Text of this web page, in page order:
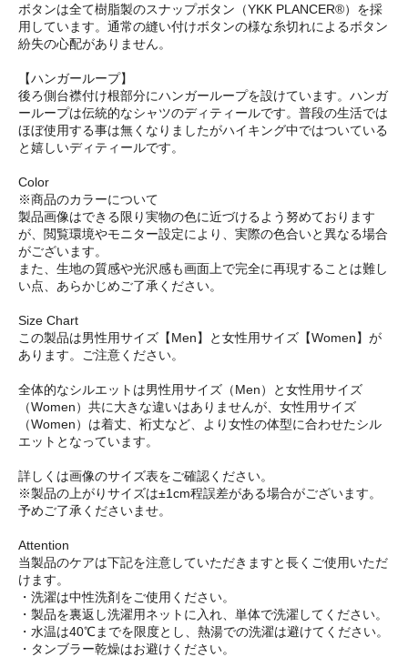
ボタンは全て樹脂製のスナップボタン（YKK PLANCER®）を採
用しています。通常の縫い付けボタンの様な糸切れによるボタン
紛失の心配がありません。
【ハンガーループ】
後ろ側台襟付け根部分にハンガーループを設けています。ハンガ
ーループは伝統的なシャツのディティールです。普段の生活では
ほぼ使用する事は無くなりましたがハイキング中ではついている
と嬉しいディティールです。
Color
※商品のカラーについて
製品画像はできる限り実物の色に近づけるよう努めております
が、閲覧環境やモニター設定により、実際の色合いと異なる場合
がございます。
また、生地の質感や光沢感も画面上で完全に再現することは難し
い点、あらかじめご了承ください。
Size Chart
この製品は男性用サイズ【Men】と女性用サイズ【Women】が
あります。ご注意ください。
全体的なシルエットは男性用サイズ（Men）と女性用サイズ
（Women）共に大きな違いはありませんが、女性用サイズ
（Women）は着丈、裄丈など、より女性の体型に合わせたシル
エットとなっています。
詳しくは画像のサイズ表をご確認ください。
※製品の上がりサイズは±1cm程誤差がある場合がございます。
予めご了承くださいませ。
Attention
当製品のケアは下記を注意していただきますと長くご使用いただ
けます。
・洗濯は中性洗剤をご使用ください。
・製品を裏返し洗濯用ネットに入れ、単体で洗濯してください。
・水温は40℃までを限度とし、熱湯での洗濯は避けてください。
・タンブラー乾燥はお避けください。